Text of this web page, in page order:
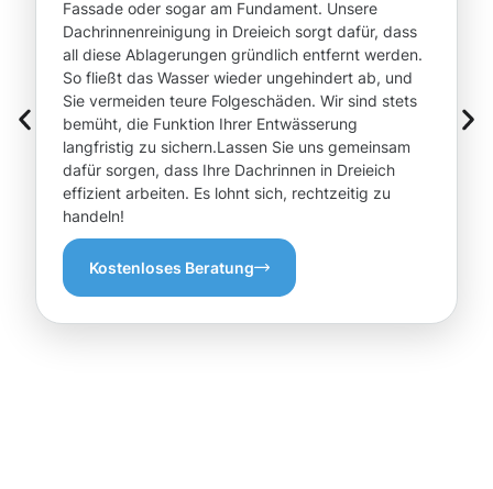
Fassade oder sogar am Fundament. Unsere
Dachrinnenreinigung in Dreieich sorgt dafür, dass
all diese Ablagerungen gründlich entfernt werden.
So fließt das Wasser wieder ungehindert ab, und
Sie vermeiden teure Folgeschäden. Wir sind stets
bemüht, die Funktion Ihrer Entwässerung
langfristig zu sichern.Lassen Sie uns gemeinsam
dafür sorgen, dass Ihre Dachrinnen in Dreieich
effizient arbeiten. Es lohnt sich, rechtzeitig zu
handeln!
Kostenloses Beratung